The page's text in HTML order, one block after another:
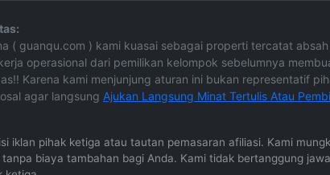
( guanqu.com ) kami kuasai sebagai properti tercatat
operasional dari pemilikan kelompok sebelumnya
Karena kami menjunjung aturan ini bukan representatif
agar langsung Ajukan Langsung Minat Tertulis Atau
iklan pihak ketiga atau tautan pemasaran afiliasi. Kami
biaya tambahan bagi Anda. Kami tidak bertanggung